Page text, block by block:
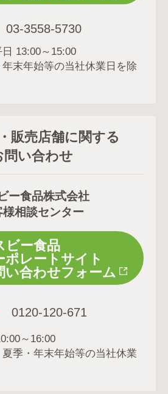
03-3558-5730
13:00～15:00
年末年始等の当社休業日を除
販売店舗に関する
問い合わせ
ー食品株式会社
様相談センター
ビー食品
ポレートサイト
い合わせフォーム
0120-120-671
～16:00
夏季・年末年始等の当社休業